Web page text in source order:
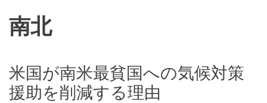
南北
米国が南米最貧国への気候対策
援助を削減する理由